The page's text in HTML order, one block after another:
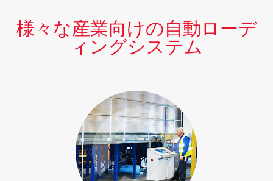
様々な産業向けの自動ローデ
ィングシステム